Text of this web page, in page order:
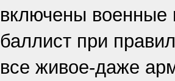
включены
баллист при
все живое-даже